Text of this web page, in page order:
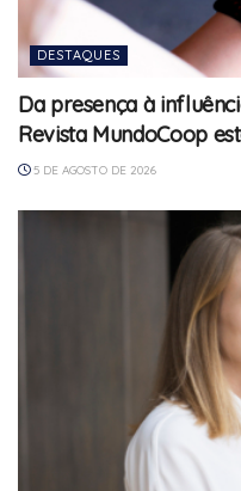
DESTAQUES
Da presença à
Revista MundoCoop
5 DE AGOSTO DE 2026